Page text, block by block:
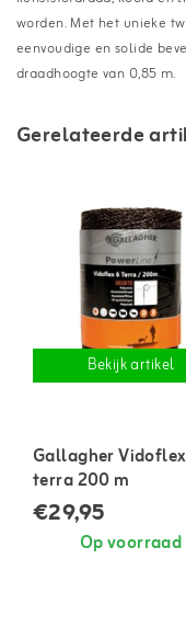
worden. Met het unieke
eenvoudige en solide
draadhoogte van 0,85 m.
Gerelateerde
Bekijk artikel
Gallagher
terra 200 m
€29,95
Op voorraad